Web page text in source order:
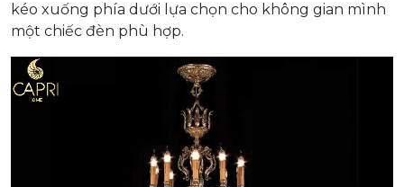
kéo xuống phía dưới lựa chọn cho không gian mình
một chiếc đèn phù hợp.